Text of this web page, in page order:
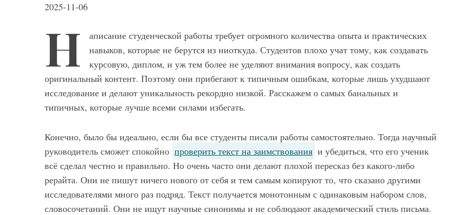
2025-11-06
Н
аписание студенческой работы требует огромного количества опыта и практических
навыков, которые не берутся из ниоткуда. Студентов плохо учат тому, как создавать
курсовую, диплом, и уж тем более не уделяют внимания вопросу, как создать
оригинальный контент. Поэтому они прибегают к типичным ошибкам, которые лишь ухудшают
исследование и делают уникальность рекордно низкой. Расскажем о самых банальных и
типичных, которые лучше всеми силами избегать.
Конечно, было бы идеально, если бы все студенты писали работы самостоятельно. Тогда научный
руководитель сможет спокойно проверить текст на заимствования и убедиться, что его ученик
всё сделал честно и правильно. Но очень часто они делают плохой пересказ без какого-либо
рерайта. Они не пишут ничего нового от себя и тем самым копируют то, что сказано другими
исследователями много раз подряд. Текст получается монотонным с одинаковым набором слов,
словосочетаний. Они не ищут научные синонимы и не соблюдают академический стиль письма.
Мода
Модные фасоны женских
брюк серого цвета – как
выбрать и с чем сочетать
Мода
Модные брюки для
беременных — как выбрать и с
чем носить